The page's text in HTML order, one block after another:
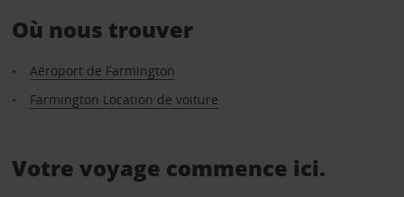
Où nous trouver
Aéroport de Farmington
Farmington Location de voiture
Votre voyage commence ici.